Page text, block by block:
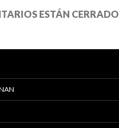
ESTÁN